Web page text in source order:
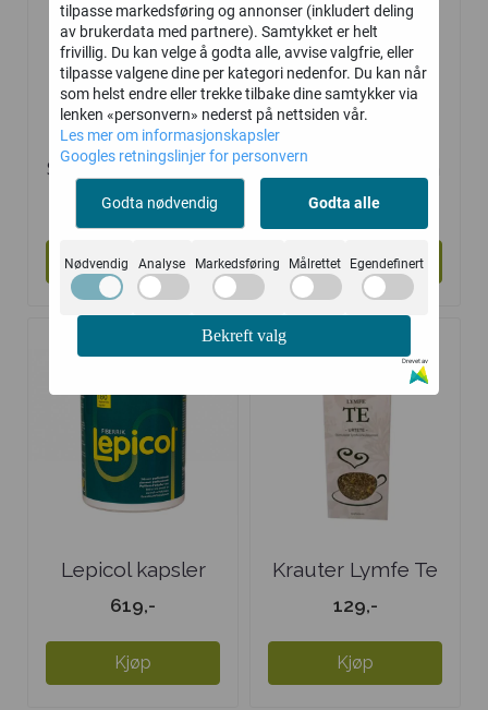
Solaray Cran Actin
Mannose
255,-
Kjøp
Agrosan med Tea
Tree-olje
355,-
Kjøp
Lepicol kapsler
619,-
Kjøp
Krauter Lymfe Te
129,-
Kjøp
tilpasse markedsføring og annonser (inkludert deling
av brukerdata med partnere). Samtykket er helt
frivillig. Du kan velge å godta alle, avvise valgfrie, eller
tilpasse valgene dine per kategori nedenfor. Du kan når
som helst endre eller trekke tilbake dine samtykker via
lenken «personvern» nederst på nettsiden vår.
Les mer om informasjonskapsler
Googles retningslinjer for personvern
Godta nødvendig Godta alle
Nødvendig Analyse Markedsføring Målrettet Egendefinert
Bekreft valg
Drevet av